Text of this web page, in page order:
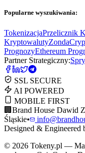
Popularne wyszukiwania:
TokenizacjaPrzelicznik
Kryptowaluty
PrognozyEthereum
Partner Strategiczny:
SSL SECURE
AI POWERED
MOBILE FIRST
🏢 Brand House Dawid
Śląskie•
Designed & Engineered
© 2026 Tokeny.pl —